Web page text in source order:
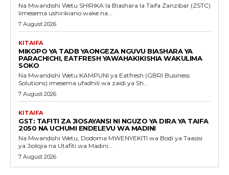
Na Mwandishi Wetu SHIRIKA la Biashara la Taifa Zanzibar (ZSTC)
limesema ushirikiano wake na...
7 August 2026
KITAIFA
MIKOPO YA TADB YAONGEZA NGUVU BIASHARA YA
PARACHICHI, EATFRESH YAWAHAKIKISHIA WAKULIMA
SOKO
Na Mwandishi Wetu KAMPUNI ya Eatfresh (GBRI Business
Solutions) imesema ufadhili wa zaidi ya Sh...
7 August 2026
KITAIFA
GST: TAFITI ZA JIOSAYANSI NI NGUZO YA DIRA YA TAIFA
2050 NA UCHUMI ENDELEVU WA MADINI
Na Mwandishi Wetu, Dodoma MWENYEKITI wa Bodi ya Taasisi
ya Jiolojia na Utafiti wa Madini...
7 August 2026